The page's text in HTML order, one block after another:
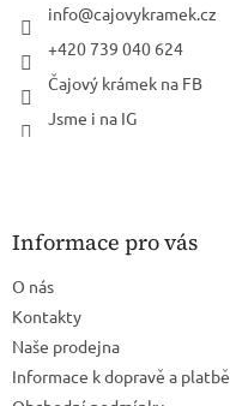
info@cajovykramek.cz
+420 739 040 624
Čajový krámek na FB
Jsme i na IG
Informace pro vás
O nás
Kontakty
Naše prodejna
Informace k dopravě a platbě